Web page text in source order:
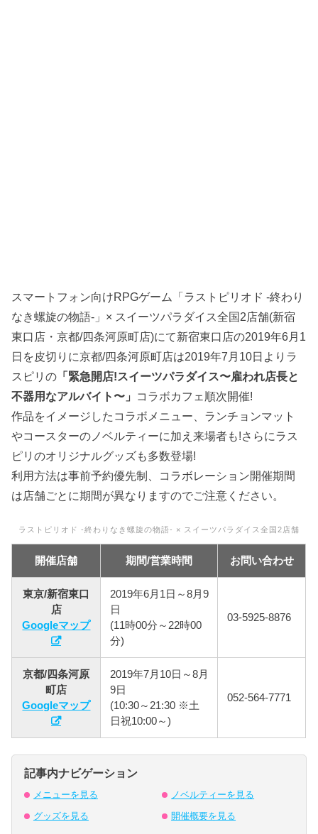
スマートフォン向けRPGゲーム「ラストピリオド -終わり
なき螺旋の物語-」× スイーツパラダイス全国2店舗(新宿
東口店・京都/四条河原町店)にて新宿東口店の2019年6月1
日を皮切りに京都/四条河原町店は2019年7月10日よりラ
スピリの 「緊急開店!スイーツパラダイス〜雇われ店長と
不器用なアルバイト〜」 コラボカフェ順次開催!
作品をイメージしたコラボメニュー、ランチョンマット
やコースターのノベルティーに加え来場者も!さらにラス
ピリのオリジナルグッズも多数登場!
利用方法は事前予約優先制、コラボレーション開催期間
は店舗ごとに期間が異なりますのでご注意ください。
ラストピリオド -終わりなき螺旋の物語- × スイーツパラダイス全国2店舗
開催店舗 期間/営業時間 お問い合わせ
東京/新宿東口
店
Googleマップ
2019年6月1日～8月9
日
(11時00分～22時00
分)
03-5925-8876
京都/四条河原
町店
Googleマップ
2019年7月10日～8月
9日
(10:30～21:30 ※土
日祝10:00～)
052-564-7771
記事内ナビゲーション
メニューを見る ノベルティーを見る
グッズを見る 開催概要を見る